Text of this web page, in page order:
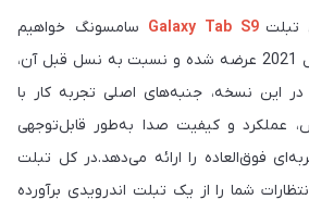
تبلت Galaxy Tab S9
سامسونگ خواهیم
پرداخت. این تبلت در سال 2021 عرضه شده و نسبت به نسل قبل آن،
این نسخه، جنبه‌های اصلی تجربه کار با
عملکرد و کیفیت صدا به‌طور قابل‌توجهی
فوق‌العاده را ارائه می‌دهد.در کل تبلت
شما را از یک تبلت اندرویدی برآورده